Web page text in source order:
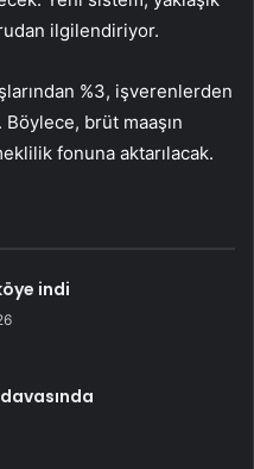
ilgilendiriyor.
%3, işverenlerden
Böylece, brüt maaşın
fonuna aktarılacak.
indi